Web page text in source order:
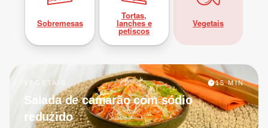
Sobremesas
Tortas,
lanches e
petiscos
Vegetais
VEGETAIS 15 MIN
Salada de camarão com sódio
reduzido